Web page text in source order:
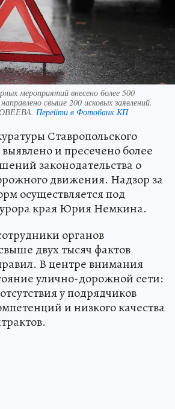
мероприятий внесено более 500
свыше 200 исковых заявлений.
Перейти в Фотобанк КП
Ставропольского
выявлено и пресечено более
законодательства о
движения. Надзор за
осуществляется под
края Юрия Немкина.
органов
двух тысяч фактов
В центре внимания
улично-дорожной сети:
у подрядчиков
и низкого качества